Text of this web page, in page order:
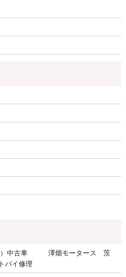
）中古車 澤畑モータース 茨
ートバイ修理